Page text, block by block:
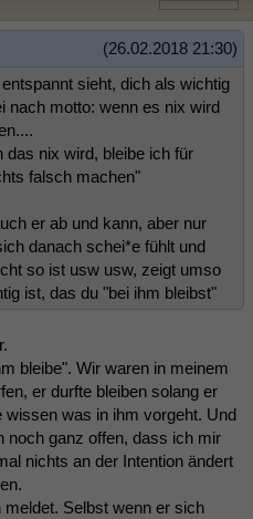
(26.02.2018 21:30)
sieht, dich als wichtig
nach motto: wenn es nix wird
das nix wird, bleibe ich für
falsch machen"
er ab und kann, aber nur
danach schei*e fühlt und
so ist usw usw, zeigt umso
ist, das du "bei ihm bleibst"
bleibe". Wir waren in meinem
er durfte bleiben solang er
wissen was in ihm vorgeht. Und
noch ganz offen, dass ich mir
nichts an der Intention ändert
Selbst wenn er sich